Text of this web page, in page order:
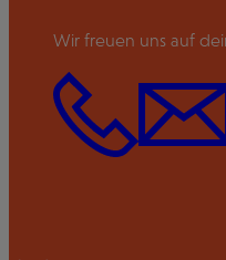
Wir freuen uns auf